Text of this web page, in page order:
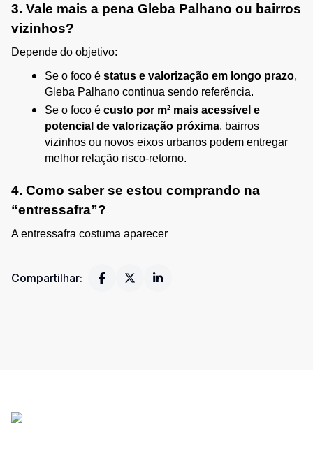
3. Vale mais a pena Gleba Palhano ou bairros
vizinhos?
Depende do objetivo:
Se o foco é status e valorização em longo prazo,
Gleba Palhano continua sendo referência.
Se o foco é custo por m² mais acessível e
potencial de valorização próxima, bairros
vizinhos ou novos eixos urbanos podem entregar
melhor relação risco‑retorno.
4. Como saber se estou comprando na
“entressafra”?
A entressafra costuma aparecer
Compartilhar: